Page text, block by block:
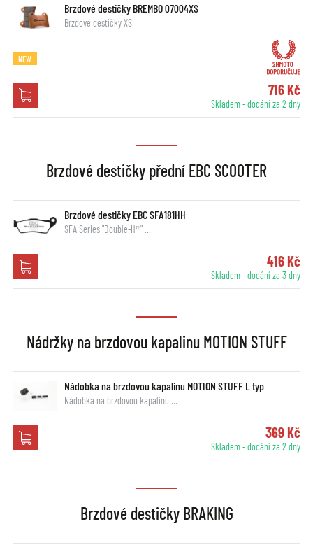
Brzdové destičky BREMBO 07004XS
Brzdové destičky XS
NEW
716 Kč
Skladem - dodání za 2 dny
Brzdové destičky přední EBC SCOOTER
Brzdové destičky EBC SFA181HH
SFA Series "Double-H™" …
416 Kč
Skladem - dodání za 3 dny
Nádržky na brzdovou kapalinu MOTION STUFF
Nádobka na brzdovou kapalinu MOTION STUFF L typ
Nádobka na brzdovou kapalinu …
369 Kč
Skladem - dodání za 2 dny
Brzdové destičky BRAKING